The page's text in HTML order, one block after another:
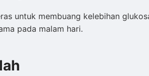
untuk membuang kelebihan
pada malam hari.